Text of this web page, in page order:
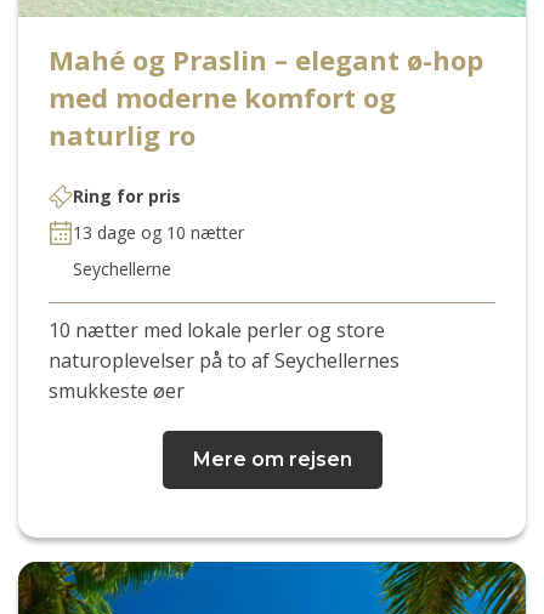
Mahé og Praslin – elegant ø-hop
med moderne komfort og
naturlig ro
Ring for pris
13 dage og 10 nætter
Seychellerne
10 nætter med lokale perler og store
naturoplevelser på to af Seychellernes
smukkeste øer
Mere om rejsen